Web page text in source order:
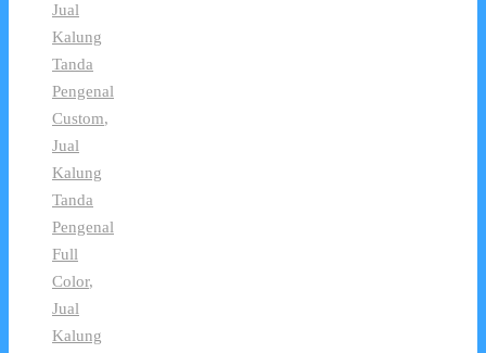
Jual
Kalung
Tanda
Pengenal
Custom,
Jual
Kalung
Tanda
Pengenal
Full
Color,
Jual
Kalung